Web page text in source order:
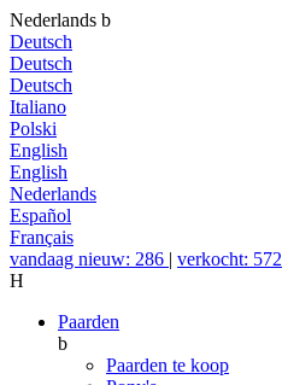
Nederlands b
Deutsch
Deutsch
Deutsch
Italiano
Polski
English
English
Nederlands
Español
Français
vandaag nieuw: 286 | verkocht: 572
H
Paarden
b
Paarden te koop